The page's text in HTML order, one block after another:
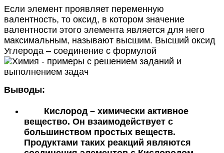
Если элемент проявляет переменную
валентность, то оксид, в котором значение
валентности этого элемента является для него
максимальным, называют высшим. Высший оксид
Углерода – соединение с формулой
Выводы:
Кислород – химически активное
вещество. Он взаимодействует с
большинством простых веществ.
Продуктами таких реакций являются